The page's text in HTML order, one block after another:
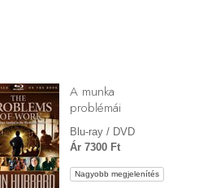
A munka
problémái
Blu-ray / DVD
Ár 7300 Ft
Nagyobb megjelenítés